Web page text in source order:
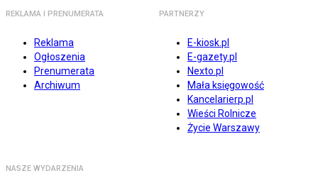
REKLAMA I PRENUMERATA
Reklama
Ogłoszenia
Prenumerata
Archiwum
PARTNERZY
E-kiosk.pl
E-gazety.pl
Nexto.pl
Mała księgowość
Kancelarierp.pl
Wieści Rolnicze
Życie Warszawy
NASZE WYDARZENIA